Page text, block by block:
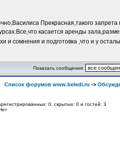
Прекрасная,такого
касается аренды
и сомнения и подготовка ,что и у
Показать сообщения:
Список форумов www.beledi.ru ->
0, скрытых: 0 и гостей: 3